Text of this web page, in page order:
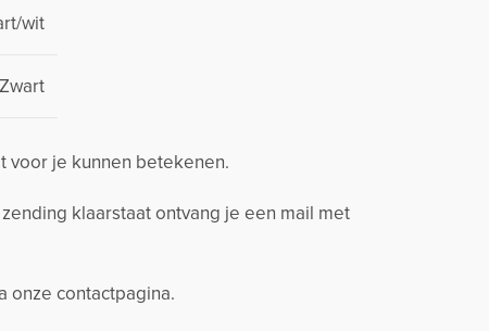
wit
Zwart
voor je kunnen betekenen.
klaarstaat ontvang je een mail met
onze contactpagina.